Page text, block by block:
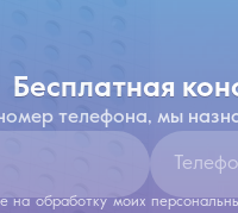
бесплатная
телефона, мы
на обработку моих